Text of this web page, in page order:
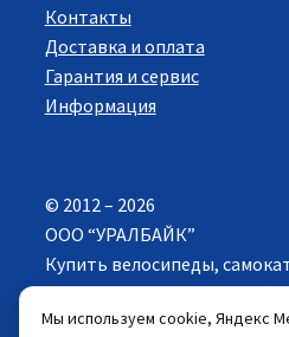
Контакты
Доставка и оплата
Гарантия и сервис
Информация
© 2012 – 2026
ООО “УРАЛБАЙК”
Купить велосипеды,
велосипедов в
защищены.
Мы используем cookie, Яндекс